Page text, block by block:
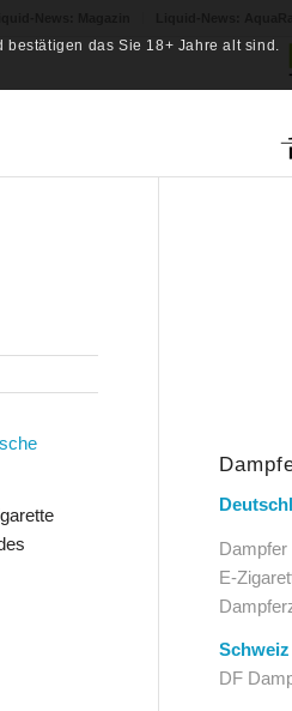
Liquid-News:
Dampfer
E-
Schweiz
DF
das Sie 18+ Jahre alt sind.